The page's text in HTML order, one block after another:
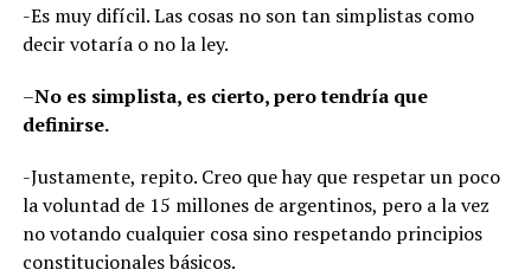
-Es muy difícil. Las cosas no son tan simplistas como
decir votaría o no la ley.
–No es simplista, es cierto, pero tendría que
definirse.
-Justamente, repito. Creo que hay que respetar un poco
la voluntad de 15 millones de argentinos, pero a la vez
no votando cualquier cosa sino respetando principios
constitucionales básicos.